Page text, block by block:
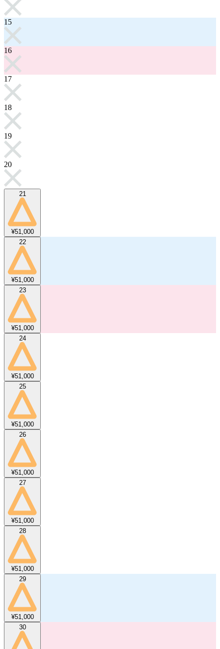
15
16
17
18
19
20
21
¥51,000
22
¥51,000
23
¥51,000
24
¥51,000
25
¥51,000
26
¥51,000
27
¥51,000
28
¥51,000
29
¥51,000
30